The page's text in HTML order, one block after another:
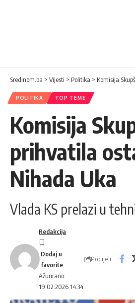
Sredinom.ba > Vijesti > Politika > Komisija
POLITIKA TOP TEME
Komisija
prihvatila
Nihada Uka
Vlada KS prelazi u
Ažurirano:
19.02.2026 14:34
Redakcija
Podijeli